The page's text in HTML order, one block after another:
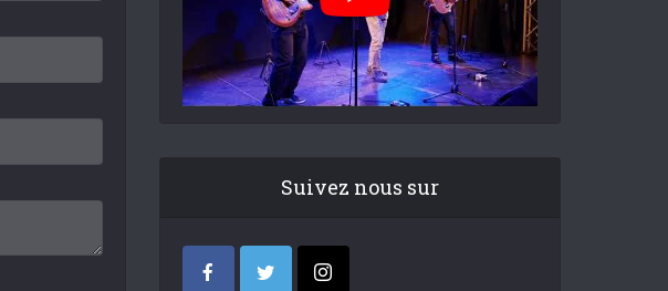
Suivez nous sur